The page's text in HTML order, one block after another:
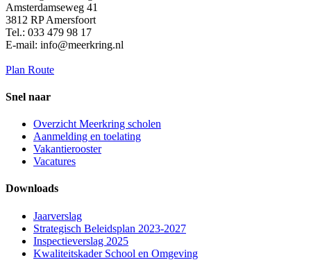
Amsterdamseweg 41
3812 RP Amersfoort
Tel.: 033 479 98 17
E-mail: info@meerkring.nl
Plan Route
Snel naar
Overzicht Meerkring scholen
Aanmelding en toelating
Vakantierooster
Vacatures
Downloads
Jaarverslag
Strategisch Beleidsplan 2023-2027
Inspectieverslag 2025
Kwaliteitskader School en Omgeving